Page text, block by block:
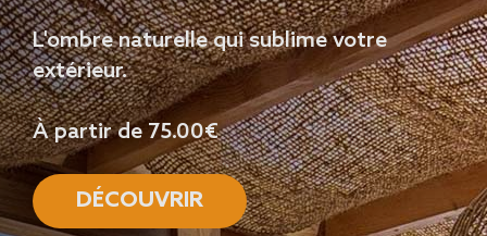
L'ombre naturelle qui sublime votre
extérieur.
À partir de 75.00€
DÉCOUVRIR